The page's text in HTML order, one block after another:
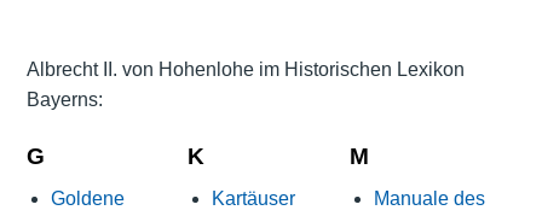
Albrecht II. von Hohenlohe im Historischen Lexikon
Bayerns:
G
Goldene
K
Kartäuser
M
Manuale des